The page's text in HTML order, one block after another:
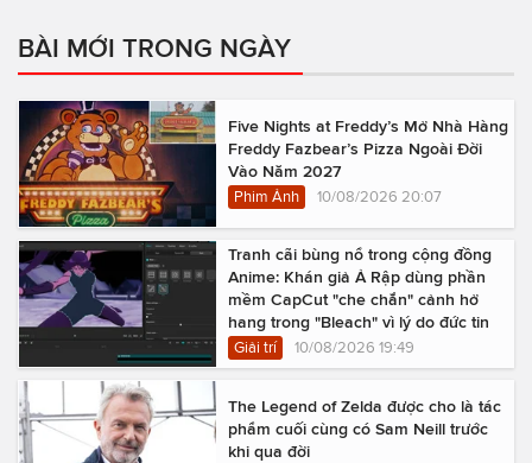
BÀI MỚI TRONG NGÀY
Five Nights at Freddy’s Mở Nhà Hàng
Freddy Fazbear’s Pizza Ngoài Đời
Vào Năm 2027
Phim Ảnh 10/08/2026 20:07
Tranh cãi bùng nổ trong cộng đồng
Anime: Khán giả Ả Rập dùng phần
mềm CapCut "che chắn" cảnh hở
hang trong "Bleach" vì lý do đức tin
Giải trí 10/08/2026 19:49
The Legend of Zelda được cho là tác
phẩm cuối cùng có Sam Neill trước
khi qua đời